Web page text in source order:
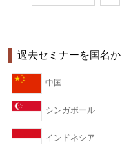
過去セミナーを国名
中国
シンガポール
インドネシア